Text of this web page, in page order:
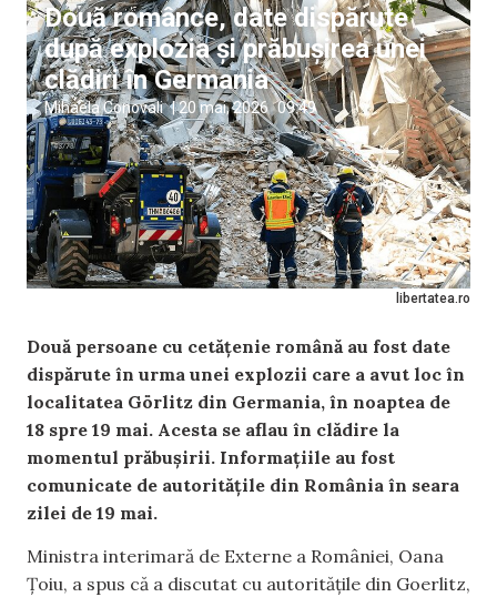
libertatea.ro
Două românce, date dispărute
după explozia și prăbușirea unei
clădiri în Germania
Mihaela Conovali |20 mai, 2026 09:49
Două persoane cu cetățenie română au fost date
dispărute în urma unei explozii care a avut loc în
localitatea Görlitz din Germania, în noaptea de
18 spre 19 mai. Acesta se aflau în clădire la
momentul prăbuşirii. Informațiile au fost
comunicate de autoritățile din România în seara
zilei de 19 mai.
Ministra interimară de Externe a României, Oana
Țoiu, a spus că a discutat cu autoritățile din Goerlitz,